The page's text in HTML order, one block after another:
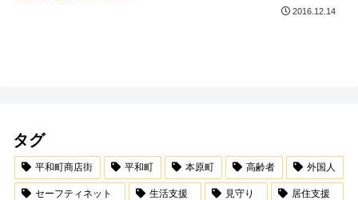
2016.12.14
タグ
平和町商店街 平和町 本原町 高齢者 外国人
セーフティネット 生活支援 見守り 居住支援